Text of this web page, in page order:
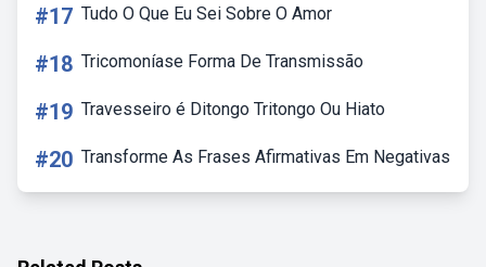
#17 Tudo O Que Eu Sei Sobre O Amor
#18 Tricomoníase Forma De Transmissão
#19 Travesseiro é Ditongo Tritongo Ou Hiato
#20 Transforme As Frases Afirmativas Em Negativas